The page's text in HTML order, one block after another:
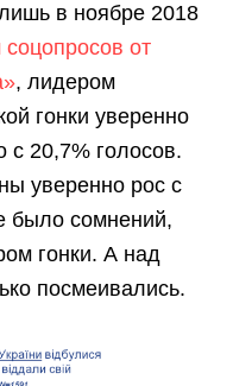
в ноябре 2018
соцопросов от
, лидером
гонки уверенно
20,7% голосов.
уверенно рос с
было сомнений,
гонки. А над
посмеивались.